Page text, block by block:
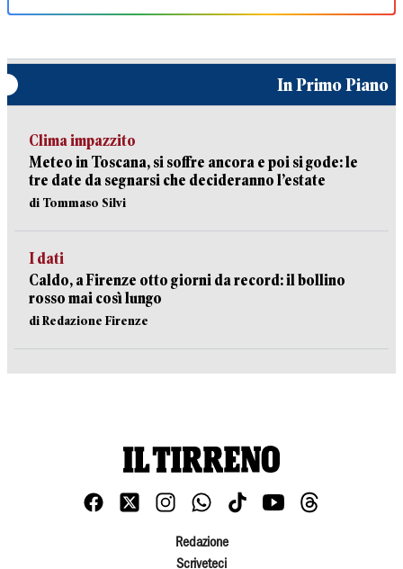
In Primo Piano
Clima impazzito
Meteo in Toscana, si soffre ancora e poi si gode: le
tre date da segnarsi che decideranno l’estate
di Tommaso Silvi
I dati
Caldo, a Firenze otto giorni da record: il bollino
rosso mai così lungo
di Redazione Firenze
Redazione
Scriveteci